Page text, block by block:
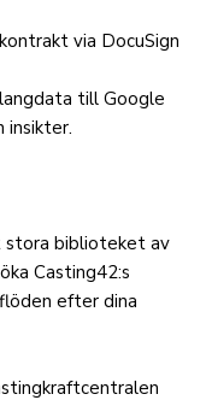
via DocuSign
till Google
insikter.
stora biblioteket av
Casting42:s
efter dina